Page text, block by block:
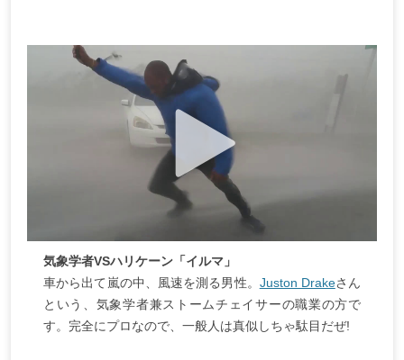
気象学者VSハリケーン「イルマ」
車から出て嵐の中、風速を測る男性。 Juston Drakeさん
という、気象学者兼ストームチェイサーの職業の方で
す。完全にプロなので、一般人は真似しちゃ駄目だぜ!